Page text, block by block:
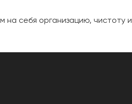
на себя организацию, чистоту и